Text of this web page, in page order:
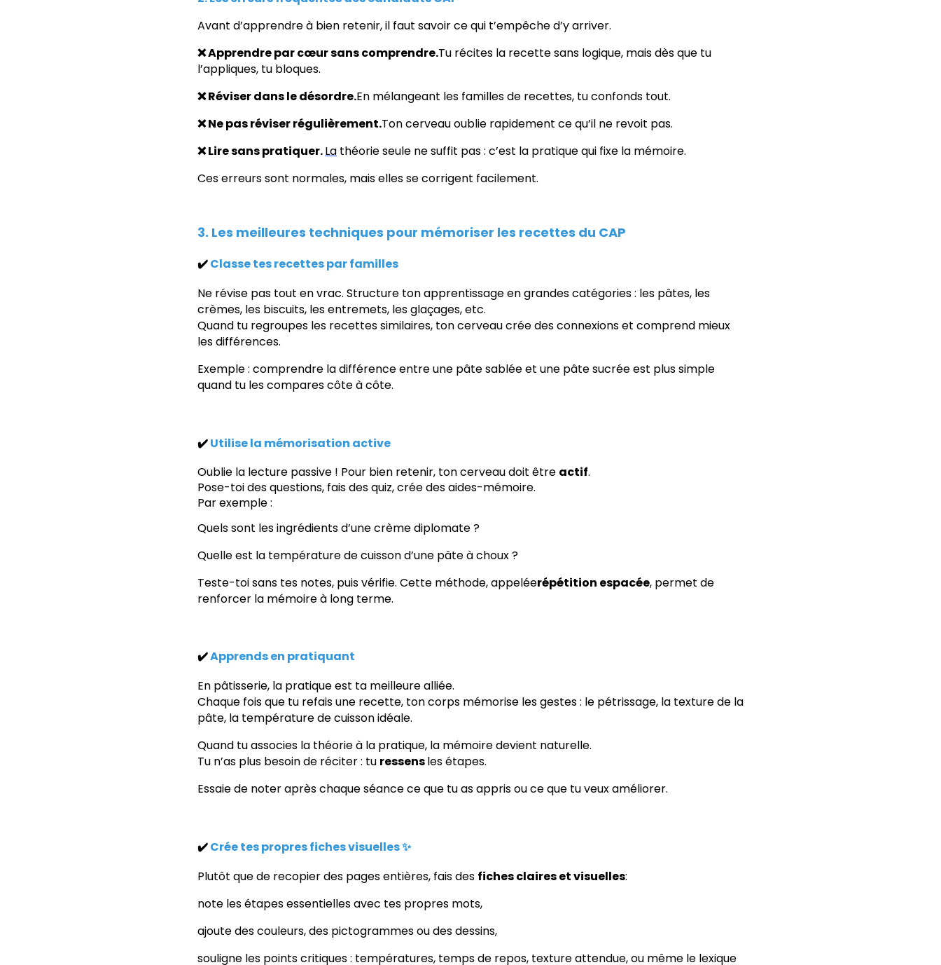
Avant d’apprendre à bien retenir, il faut savoir ce qui t’empêche d’y arriver.
❌ Apprendre par cœur sans comprendre.Tu récites la recette sans logique, mais dès que tu
l’appliques, tu bloques.
❌ Réviser dans le désordre.En mélangeant les familles de recettes, tu confonds tout.
❌ Ne pas réviser régulièrement.Ton cerveau oublie rapidement ce qu’il ne revoit pas.
❌ Lire sans pratiquer.La théorie seule ne suffit pas : c’est la pratique qui fixe la mémoire.
Ces erreurs sont normales, mais elles se corrigent facilement.
3. Les meilleures techniques pour mémoriser les recettes du CAP
✔️Classe tes recettes par familles
Ne révise pas tout en vrac. Structure ton apprentissage en grandes catégories : les pâtes, les
crèmes, les biscuits, les entremets, les glaçages, etc.
Quand tu regroupes les recettes similaires, ton cerveau crée des connexions et comprend mieux
les différences.
Exemple : comprendre la différence entre une pâte sablée et une pâte sucrée est plus simple
quand tu les compares côte à côte.
✔️Utilise la mémorisation active
Oublie la lecture passive ! Pour bien retenir, ton cerveau doit être actif.
Pose-toi des questions, fais des quiz, crée des aides-mémoire.
Par exemple :
Quels sont les ingrédients d’une crème diplomate ?
Quelle est la température de cuisson d’une pâte à choux ?
Teste-toi sans tes notes, puis vérifie. Cette méthode, appeléerépétition espacée, permet de
renforcer la mémoire à long terme.
✔️Apprends en pratiquant
En pâtisserie, la pratique est ta meilleure alliée.
Chaque fois que tu refais une recette, ton corps mémorise les gestes : le pétrissage, la texture de la
pâte, la température de cuisson idéale.
Quand tu associes la théorie à la pratique, la mémoire devient naturelle.
Tu n’as plus besoin de réciter : tu ressensles étapes.
Essaie de noter après chaque séance ce que tu as appris ou ce que tu veux améliorer.
✔️Crée tes propres fiches visuelles ✨
Plutôt que de recopier des pages entières, fais des fiches claires et visuelles:
note les étapes essentielles avec tes propres mots,
ajoute des couleurs, des pictogrammes ou des dessins,
souligne les points critiques : températures, temps de repos, texture attendue, ou même le lexique